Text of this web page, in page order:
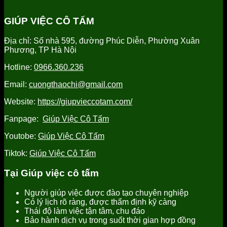
Hưng
tạiYên
GIÚP VIỆC CÔ TẤM
Địa chỉ: Số nhà 595, đường Phúc Diễn, Phường Xuân
Phương, TP Hà Nội
Hotline: 0966.360.236
Email: cuongthaochi@gmail.com
Website: https://giupvieccotam.com/
Fanpage: Giúp Việc Cô Tấm
Youtobe: Giúp Việc Cô Tấm
Tiktok: Giúp Việc Cô Tấm
Tại Giúp việc cô tấm
Người giúp việc được đào tạo chuyên nghiệp
Có lý lịch rõ ràng, được thẩm định kỹ càng
Thái độ làm việc tận tâm, chu đáo
Bảo hành dịch vụ trong suốt thời gian hợp đồng